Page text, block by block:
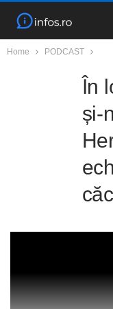
Home PODCAST
În
și-